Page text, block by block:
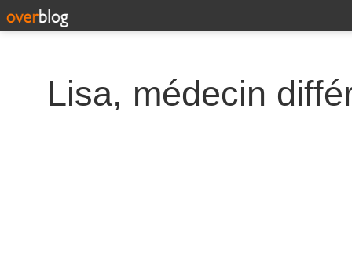
Lisa, médecin